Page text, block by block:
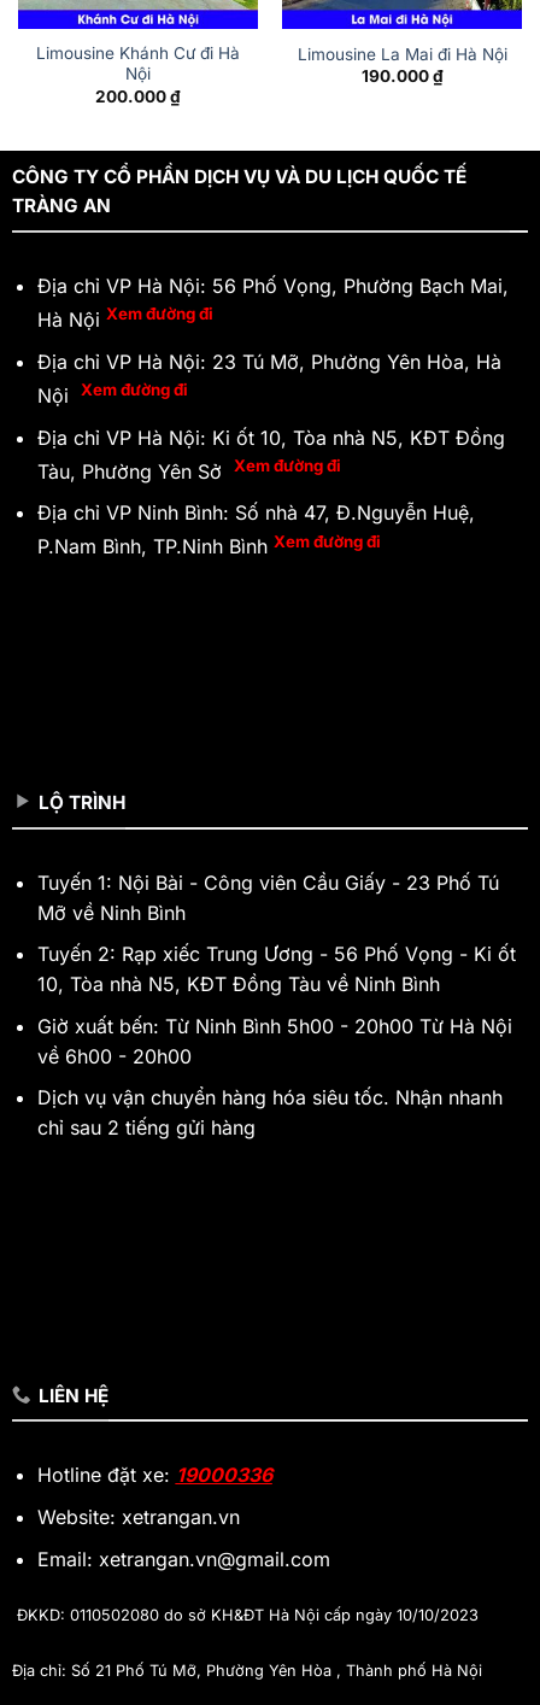
Limousine Khánh Cư đi Hà
Nội
200.000₫
Limousine La Mai đi Hà Nội
190.000₫
CÔNG TY CỔ PHẦN DỊCH VỤ VÀ DU LỊCH QUỐC TẾ
TRÀNG AN
Địa chỉ VP Hà Nội: 56 Phố Vọng, Phường Bạch Mai,
Hà Nội Xem đường đi
Địa chỉ VP Hà Nội: 23 Tú Mỡ, Phường Yên Hòa, Hà
Nội
Xem đường đi
Địa chỉ VP Hà Nội: Ki ốt 10, Tòa nhà N5, KĐT Đồng
Tàu, Phường Yên Sở
Xem đường đi
Địa chỉ VP Ninh Bình: Số nhà 47, Đ.Nguyễn Huệ,
P.Nam Bình, TP.Ninh Bình Xem đường đi
LỘ TRÌNH
Tuyến 1: Nội Bài - Công viên Cầu Giấy - 23 Phố Tú
Mỡ về Ninh Bình
Tuyến 2: Rạp xiếc Trung Ương - 56 Phố Vọng - Ki ốt
10, Tòa nhà N5, KĐT Đồng Tàu về Ninh Bình
Giờ xuất bến: Từ Ninh Bình 5h00 - 20h00 Từ Hà Nội
về 6h00 - 20h00
Dịch vụ vận chuyển hàng hóa siêu tốc. Nhận nhanh
chỉ sau 2 tiếng gửi hàng
LIÊN HỆ
Hotline đặt xe: 19000336
Website: xetrangan.vn
Email: xetrangan.vn@gmail.com
ĐKKD: 0110502080 do sở KH&ĐT Hà Nội cấp ngày 10/10/2023
Địa chỉ: Số 21 Phố Tú Mỡ, Phường Yên Hòa , Thành phố Hà Nội